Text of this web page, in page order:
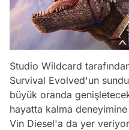
Studio Wildcard
Survival Evolved'un
büyük oranda
hayatta kalma
Vin Diesel'a da yer